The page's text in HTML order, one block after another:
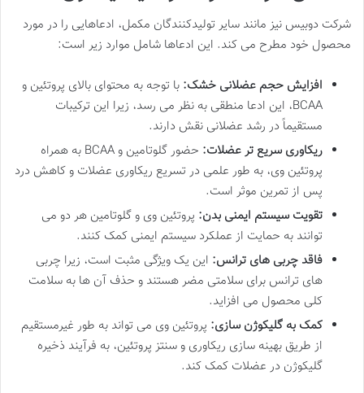
شرکت دوبیس نیز مانند سایر تولیدکنندگان مکمل، ادعاهایی را در مورد
محصول خود مطرح می کند. این ادعاها شامل موارد زیر است:
افزایش حجم عضلانی خشک: با توجه به محتوای بالای پروتئین و
BCAA، این ادعا منطقی به نظر می رسد، زیرا این ترکیبات
مستقیماً در رشد عضلانی نقش دارند.
ریکاوری سریع تر عضلات:
حضور گلوتامین و BCAA به همراه
پروتئین وی، به طور علمی در تسریع ریکاوری عضلات و کاهش درد
پس از تمرین موثر است.
تقویت سیستم ایمنی بدن: پروتئین وی و گلوتامین هر دو می
توانند به حمایت از عملکرد سیستم ایمنی کمک کنند.
فاقد چربی های ترانس: این یک ویژگی مثبت است، زیرا چربی
های ترانس برای سلامتی مضر هستند و حذف آن ها به سلامت
کلی محصول می افزاید.
کمک به گلیکوژن سازی: پروتئین وی می تواند به طور غیرمستقیم
از طریق بهینه سازی ریکاوری و سنتز پروتئین، به فرآیند ذخیره
گلیکوژن در عضلات کمک کند.